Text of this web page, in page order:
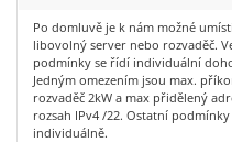
Po domluvě je k nám možné
libovolný server nebo rozvaděč.
podmínky se řídí individuální
Jedným omezením jsou max.
rozvaděč 2kW a max přidělený
rozsah IPv4 /22. Ostatní
individuálně.